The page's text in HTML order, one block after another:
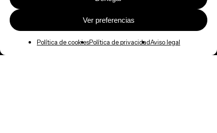
Ver preferencias
Política de cookiesPolítica de privacidadAviso legal